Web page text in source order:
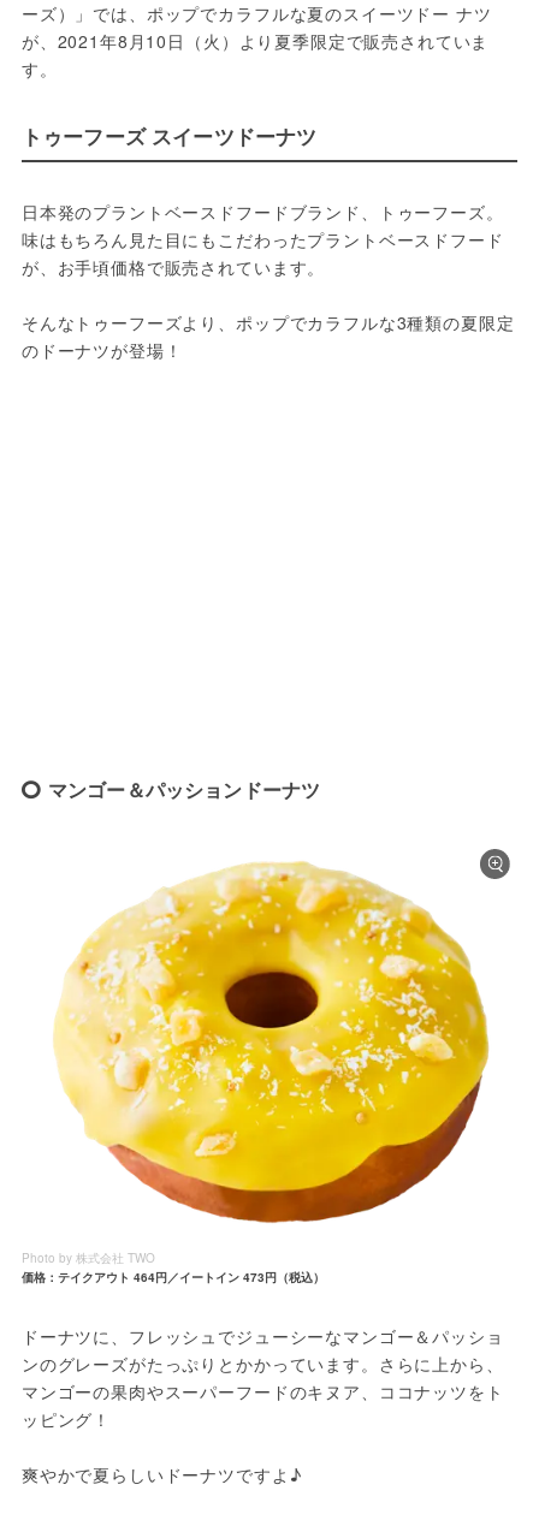
ーズ）」では、ポップでカラフルな夏のスイーツドー ナツ
が、2021年8月10日（火）より夏季限定で販売されていま
す。
トゥーフーズ スイーツドーナツ
日本発のプラントベースドフードブランド、トゥーフーズ。
味はもちろん見た目にもこだわったプラントベースドフード
が、お手頃価格で販売されています。
そんなトゥーフーズより、ポップでカラフルな3種類の夏限定
のドーナツが登場！
マンゴー＆パッションドーナツ
Photo by 株式会社 TWO
価格：テイクアウト 464円／イートイン 473円（税込）
ドーナツに、フレッシュでジューシーなマンゴー＆パッショ
ンのグレーズがたっぷりとかかっています。さらに上から、
マンゴーの果肉やスーパーフードのキヌア、ココナッツをト
ッピング！
爽やかで夏らしいドーナツですよ♪